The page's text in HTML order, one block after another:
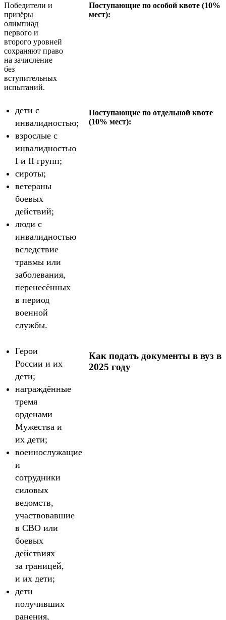
Победители и
призёры
олимпиад
первого и
второго уровней
сохраняют право
на зачисление
без
вступительных
испытаний.
Поступающие по особой квоте (10%
мест):
дети с
инвалидностью;
взрослые с
инвалидностью
I и II групп;
сироты;
ветераны
боевых
действий;
люди с
инвалидностью
вследствие
травмы или
заболевания,
перенесённых
в период
военной
службы.
Поступающие по отдельной квоте
(10% мест):
Герои
России и их
дети;
награждённые
тремя
орденами
Мужества и
их дети;
военнослужащие
и
сотрудники
силовых
ведомств,
участвовавшие
в СВО или
боевых
действиях
за границей,
и их дети;
дети
получивших
ранения,
Как подать документы в вуз в
2025 году